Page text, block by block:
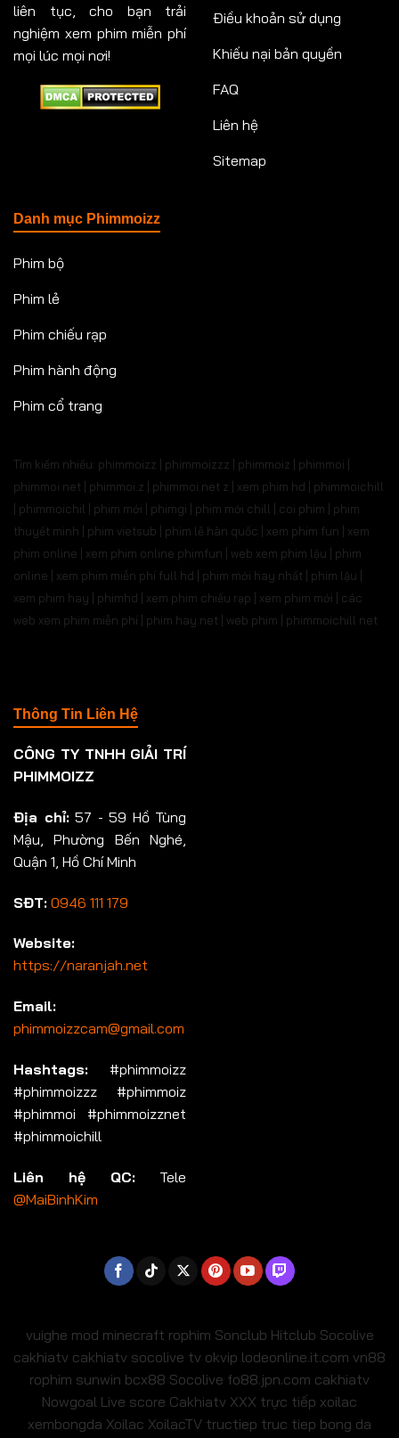
liên tục, cho bạn trải
nghiệm xem phim miễn phí
mọi lúc mọi nơi!
Điều khoản sử dụng
Khiếu nại bản quyền
FAQ
Liên hệ
Sitemap
Danh mục Phimmoizz
Phim bộ
Phim lẻ
Phim chiếu rạp
Phim hành động
Phim cổ trang
Tìm kiếm nhiều: phimmoizz | phimmoizzz | phimmoiz | phimmoi |
phimmoi net | phimmoi.z | phimmoi.net z | xem phim hd | phimmoichill
| phimmoichil | phim mới | phimgi | phim mới chill | coi phim | phim
thuyết minh | phim vietsub | phim lẻ hàn quốc | xem phim fun | xem
phim online | xem phim online phimfun | web xem phim lậu | phim
online | xem phim miễn phí full hd | phim mới hay nhất | phim lậu |
xem phim hay | phimhd | xem phim chiếu rạp | xem phim mới | các
web xem phim miễn phí | phim hay.net | web phim | phimmoichill net
Thông Tin Liên Hệ
CÔNG TY TNHH GIẢI TRÍ
PHIMMOIZZ
Địa chỉ:57 - 59 Hồ Tùng
Mậu, Phường Bến Nghé,
Quận 1, Hồ Chí Minh
SĐT: 0946 111 179
Website:
https://naranjah.net
Email:
phimmoizzcam@gmail.com
Hashtags: #phimmoizz
#phimmoizzz #phimmoiz
#phimmoi #phimmoizznet
#phimmoichill
Liên hệ QC: Tele
@MaiBinhKim
vuighe mod minecraft rophim Sonclub Hitclub Socolive
cakhiatv cakhiatv socolive tv okvip lodeonline.it.com vn88
rophim sunwin bcx88 Socolive fo88.jpn.com cakhiatv
Nowgoal Live score Cakhiatv XXX trực tiếp xoilac
xembongda Xoilac XoilacTV tructiep truc tiep bong da